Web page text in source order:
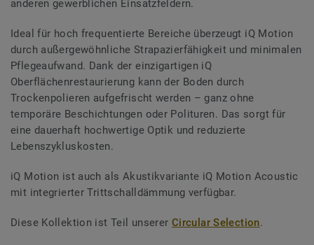
anderen gewerblichen Einsatzfeldern.
Ideal für hoch frequentierte Bereiche überzeugt iQ Motion
durch außergewöhnliche Strapazierfähigkeit und minimalen
Pflegeaufwand. Dank der einzigartigen iQ
Oberflächenrestaurierung kann der Boden durch
Trockenpolieren aufgefrischt werden – ganz ohne
temporäre Beschichtungen oder Polituren. Das sorgt für
eine dauerhaft hochwertige Optik und reduzierte
Lebenszykluskosten.
iQ Motion ist auch als Akustikvariante iQ Motion Acoustic
mit integrierter Trittschalldämmung verfügbar.
Diese Kollektion ist Teil unserer Circular Selection.